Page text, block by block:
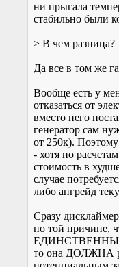
ни прыгала
стабильно были
> В чем разница?
Да все в том же
Вообще есть у
отказаться от
вместо него
генератор сам
от 250к). Поэтому
- хотя по
стоимость в
случае
либо апгрейд
Сразу
по той причине,
ЕДИНСТВЕННЫМ
то она ДОЛЖНА